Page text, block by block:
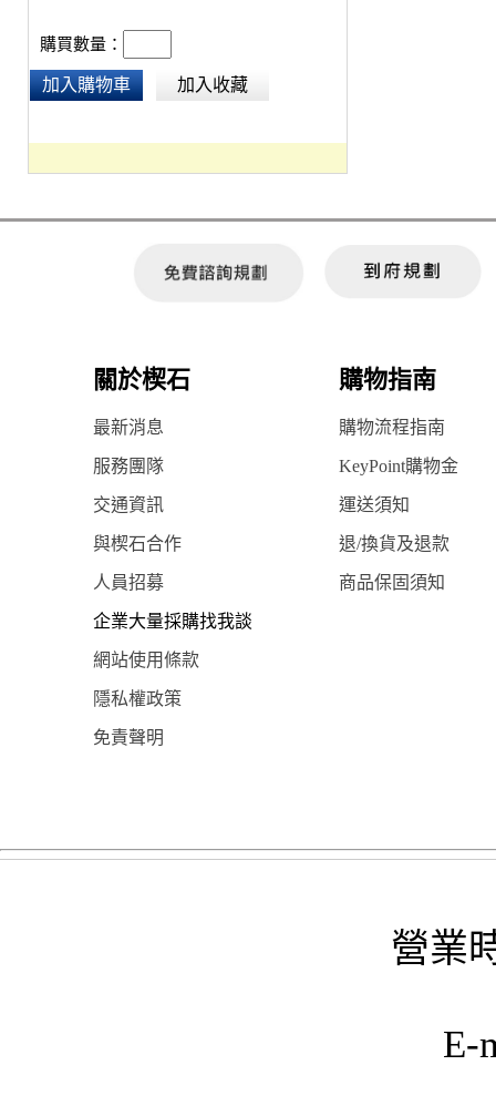
購買數量：
加入購物車 加入收藏
關於楔石 購物指南
最新消息 購物流程指南
服務團隊 KeyPoint購物金
交通資訊 運送須知
與楔石合作 退/換貨及退款
人員招募 商品保固須知
企業大量採購找我談
網站使用條款
隱私權政策
免責聲明
營業
E-